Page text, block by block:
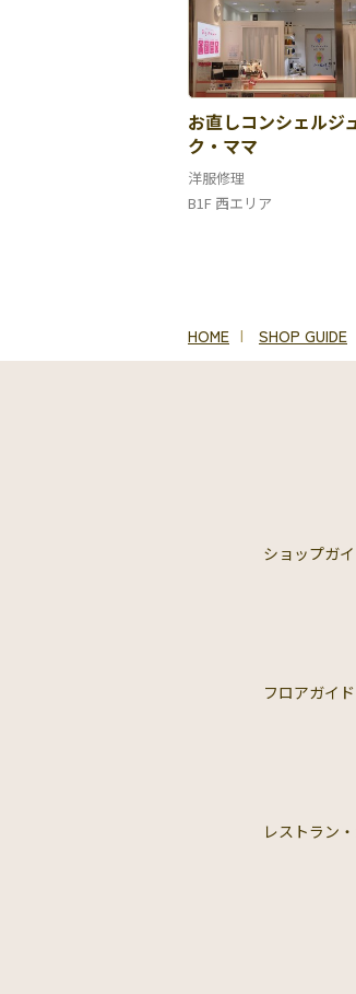
お直しコンシェルジ
ク・ママ
洋服修理
B1F 西エリア
HOME SHOP GUIDE
ショップガ
フロアガイド
レストラン